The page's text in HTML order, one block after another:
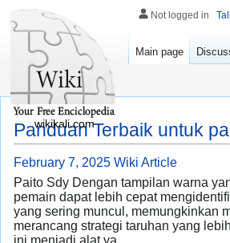
Panduan Terbaik untuk
February 7, 2025 Wiki Article
Paito Sdy Dengan tampilan warna
pemain dapat lebih cepat
yang sering muncul, memungkinkan
merancang strategi taruhan yang
ini menjadi alat ya
Not logged in
Main page
wikikali.com